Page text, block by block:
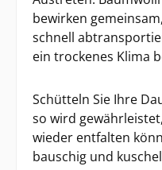
bewirken
schnell
ein trockenes Klima
Schütteln Sie Ihre
so wird
wieder entfalten
bauschig und